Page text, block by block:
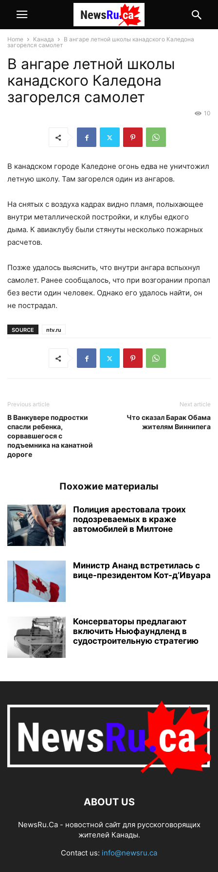
Home Канада
В ангаре летной школы канадского Каледона
загорелся самолет
В ангаре летной школы
канадского Каледона
загорелся самолет
10
В канадском городе Каледоне огонь едва не уничтожил
летную школу. Там загорелся один из ангаров.
На снятых с воздуха кадрах видно пламя, полыхающее
внутри металлической постройки, и клубы едкого
дыма. К авиаклубу были стянуты несколько пожарных
расчетов.
Позже удалось выяснить, что внутри ангара вспыхнул
самолет. Ранее сообщалось, что при возгорании пропал
без вести один человек. Однако его удалось найти, он
не пострадал.
SOURCE ntv.ru
Previous article
В Ванкувере подростки
спасли ребенка,
сорвавшегося с
подъемника на канатной
дороге
Next article
Что сказал Барак Обама
жителям Виннипега
Похожие материалы
Полиция арестовала троих
подозреваемых в краже
автомобилей в Милтоне
Министр Ананд встретилась с
вице-президентом Кот-д’Ивуара
Консерваторы предлагают
включить Ньюфаундленд в
судостроительную стратегию
ABOUT US
NewsRu.Ca - новостной сайт для русскоговорящих
жителей Канады.
Contact us: info@newsru.ca